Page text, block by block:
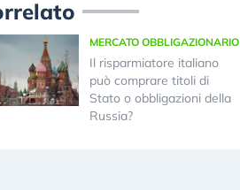
MERCATO OBBLIGAZIONARIO
Il risparmiatore italiano
può comprare titoli di
Stato o obbligazioni della
Russia?